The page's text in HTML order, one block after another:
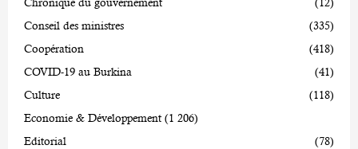
Conseil des ministres
(335)
Coopération
(418)
COVID-19 au Burkina
(41)
Culture
(118)
Economie & Développement (1 206)
Editorial
(78)